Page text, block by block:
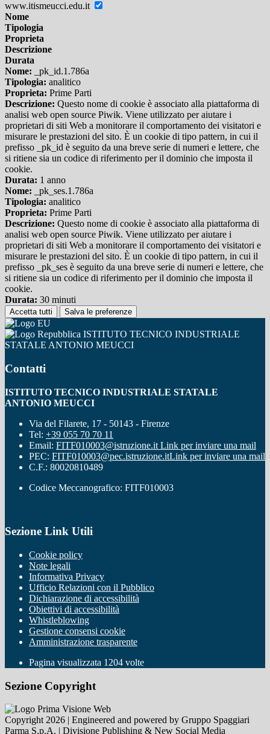
www.itismeucci.edu.it
Nome
Tipologia
Proprieta
Descrizione
Durata
Nome: _pk_id.1.786a
Tipologia: analitico
Proprieta: Prime Parti
Descrizione: Questo nome di cookie è associato alla piattaforma di
analisi web open source Piwik. Viene utilizzato per aiutare i
proprietari di siti Web a monitorare il comportamento dei visitatori e
misurare le prestazioni del sito. È un cookie di tipo pattern, in cui il
prefisso _pk_id è seguito da una breve serie di numeri e lettere, che
si ritiene sia un codice di riferimento per il dominio che imposta il
cookie.
Durata: 1 anno
Nome: _pk_ses.1.786a
Tipologia: analitico
Proprieta: Prime Parti
Descrizione: Questo nome di cookie è associato alla piattaforma di
analisi web open source Piwik. Viene utilizzato per aiutare i
proprietari di siti Web a monitorare il comportamento dei visitatori e
misurare le prestazioni del sito. È un cookie di tipo pattern, in cui il
prefisso _pk_ses è seguito da una breve serie di numeri e lettere, che
si ritiene sia un codice di riferimento per il dominio che imposta il
cookie.
Durata: 30 minuti
Accetta tutti Salva le preferenze
ISTITUTO TECNICO INDUSTRIALE
STATALE ANTONIO MEUCCI
Contatti
ISTITUTO TECNICO INDUSTRIALE STATALE
ANTONIO MEUCCI
Via del Filarete, 17 - 50143 - Firenze
Tel: +39 055 70 70 11
Email: FITF010003@istruzione.it Link per inviare una mail
PEC: FITF010003@pec.istruzione.itLink per inviare una mail
C.F.: 80020810489
Codice Meccanografico: FITF010003
Sezione Link Utili
Cookie policy
Note legali
Informativa Privacy
Ufficio Relazioni con il Pubblico
Dichiarazione di accessibilità
Obiettivi di accessibilità
Whistleblowing
Gestione consensi cookie
Amministrazione trasparente
Pagina visualizzata 1204 volte
Sezione Copyright
Copyright 2026 | Engineered and powered by Gruppo Spaggiari
Parma S.p.A. | Divisione Publishing & New Social Media